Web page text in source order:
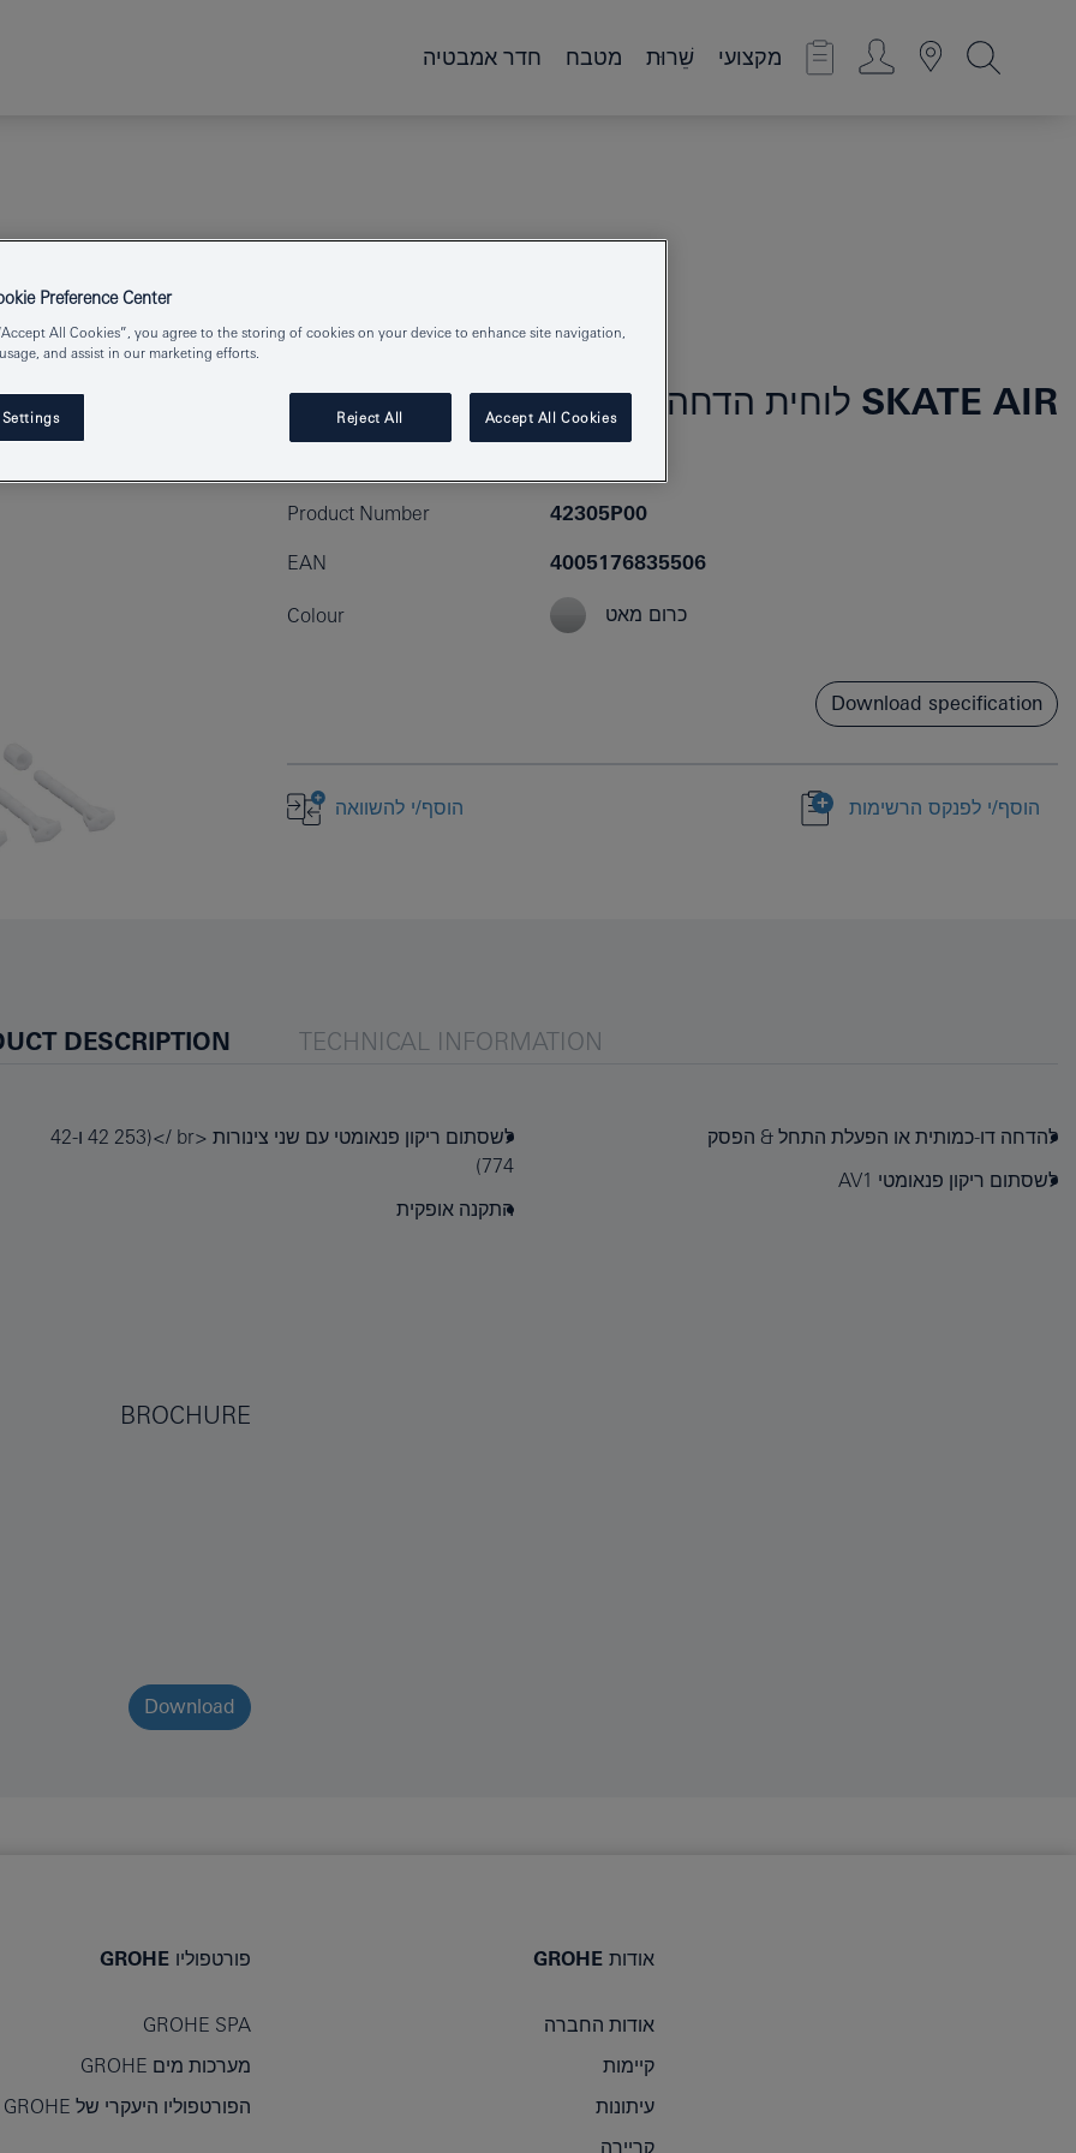
חדר אמבטיה מטבח שֵׁרוּת מקצועי
SKATE AIR לוחית הדחה
Product Number 42305P00
EAN 4005176835506
Colour כרום מאט
Download specification
הוסף/י לפנקס הרשימות הוסף/י להשוואה
DESCRIPTION TECHNICAL INFORMATION
להדחה דו-כמותית או הפעלת התחל & הפסק
לשסתום ריקון פנאומטי AV1‎
לשסתום ריקון פנאומטי עם שני צינורות ‏<‏br‏ />(42‎ 253 ו-42‎
774)
התקנה אופקית
BROCHURE
Download
פורטפוליו GROHE
GROHE SPA
מערכות מים GROHE
הפורטפוליו היעקרי של GROHE
אודות GROHE
אודות החברה
קיימות
עיתונות
קריירה
Preference Center
All Cookies”, you agree to the storing of cookies on your device to enhance site navigation,
and assist in our marketing efforts.
Reject All Accept All Cookies